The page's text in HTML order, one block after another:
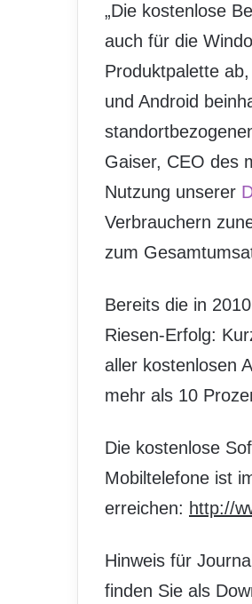
„Die kostenlose
auch für die
Produktpalette
und Android
Gaiser, CEO des
Nutzung unserer
Verbrauchern
zum
Bereits die in
Riesen-Erfolg:
aller kostenlosen
mehr als 10
Die kostenlose
Mobiltelefone ist
erreichen: http://
Hinweis für
finden Sie als